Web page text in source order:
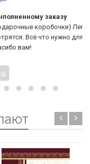
собираются и
хорошего оформления